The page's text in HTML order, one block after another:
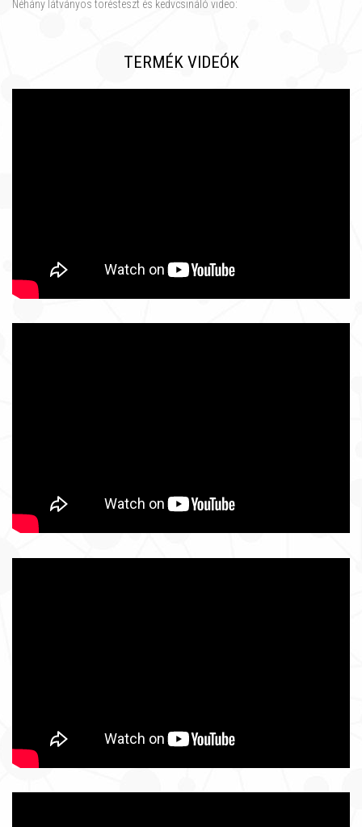
Néhány látványos törésteszt és kedvcsináló video:
TERMÉK VIDEÓK